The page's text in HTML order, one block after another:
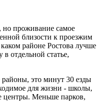
но проживание самое
близости к проезжим
районе Ростова лучше
в отдельной статье,
это минут 30 езды
для жизни - школы,
центры. Меньше парков,